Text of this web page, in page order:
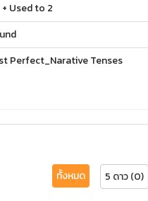
Used to 2
Perfect_Narative Tenses
ทั้งหมด 5 ดาว (0)